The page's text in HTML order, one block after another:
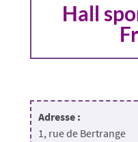
Hall
Adresse :
1, rue de Bertrange